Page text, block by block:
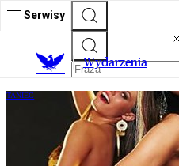
Serwisy
Wydarzenia
TANIEC
Już czas. Maski